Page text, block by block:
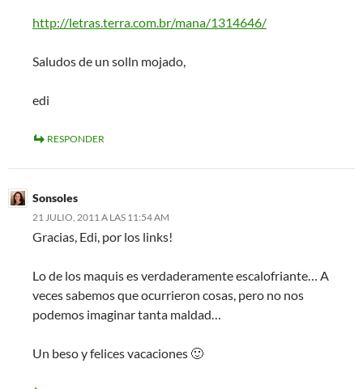
http://letras.terra.com.br/mana/1314646/
Saludos de un solln mojado,
edi
RESPONDER
Sonsoles
21 JULIO, 2011 A LAS 11:54 AM
Gracias, Edi, por los links!
Lo de los maquis es verdaderamente escalofriante… A
veces sabemos que ocurrieron cosas, pero no nos
podemos imaginar tanta maldad…
Un beso y felices vacaciones 🙂